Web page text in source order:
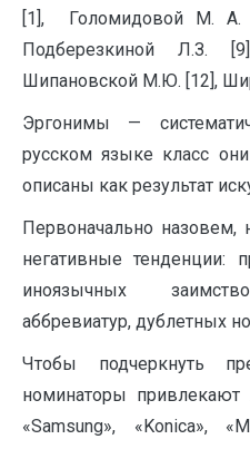
[1], Голомидовой М. А.
Подберезкиной Л.З.
Шипановской М.Ю. [12],
Эргонимы —
русском языке класс
описаны как результат
Первоначально назовем,
негативные тенденции:
иноязычных
аббревиатур, дублетных
Чтобы подчеркнуть
номинаторы
«Samsung», «Konica»,